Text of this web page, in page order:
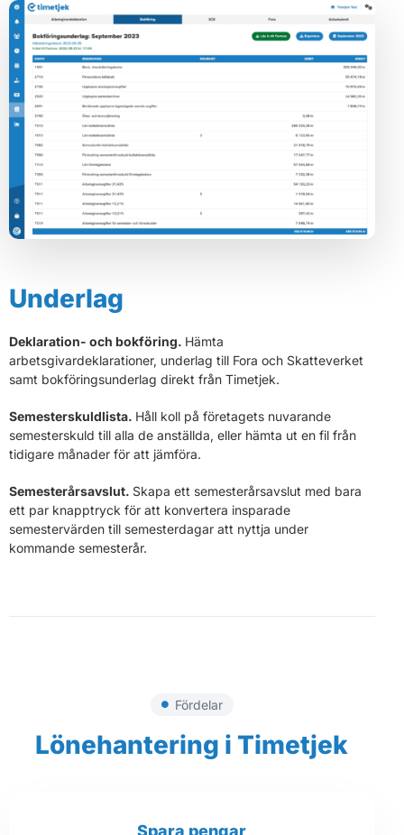
Underlag
Deklaration- och bokföring. Hämta
arbetsgivardeklarationer, underlag till Fora och Skatteverket
samt bokföringsunderlag direkt från Timetjek.
Semesterskuldlista. Håll koll på företagets nuvarande
semesterskuld till alla de anställda, eller hämta ut en fil från
tidigare månader för att jämföra.
Semesterårsavslut. Skapa ett semesterårsavslut med bara
ett par knapptryck för att konvertera insparade
semestervärden till semesterdagar att nyttja under
kommande semesterår.
Fördelar
Lönehantering i Timetjek
Spara pengar